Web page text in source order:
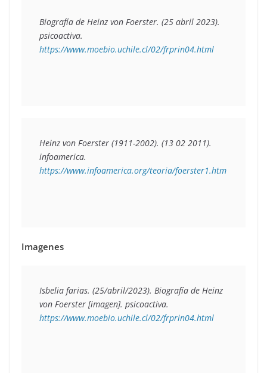
Biografía de Heinz von Foerster. (25 abril 2023).
https://www.moebio.uchile.cl/02/frprin04.html
Heinz von Foerster (1911-2002). (13 02 2011).
Imagenes
Isbelia farias. (25/abril/2023). Biografía de Heinz
von Foerster
https://www.moebio.uchile.cl/02/frprin04.html